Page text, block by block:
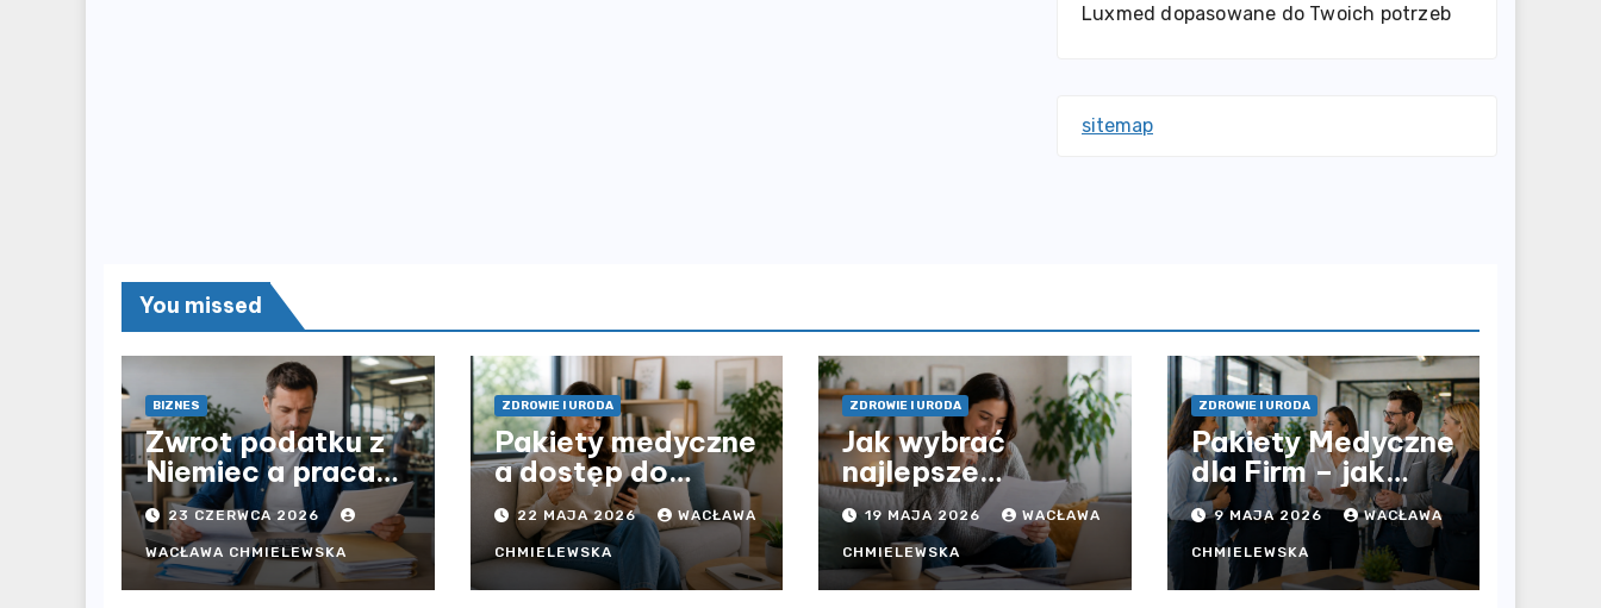
Luxmed dopasowane do Twoich potrzeb
sitemap
You missed
BIZNES
Zwrot podatku z
Niemiec a praca
przez agencję i
bezpośrednio u
pracodawcy – jak
rozliczyć oba
23 CZERWCA 2026
WACŁAWA CHMIELEWSKA
ZDROWIE I URODA
Pakiety medyczne
a dostęp do
opieki zdrowotnej
bez ograniczeń
czasowych – czy
prywatna opieka
22 MAJA 2026 WACŁAWA
CHMIELEWSKA
ZDROWIE I URODA
Jak wybrać
najlepsze
ubezpieczenie
komunikacyjne i
uniknąć
kosztownych
19 MAJA 2026 WACŁAWA
CHMIELEWSKA
ZDROWIE I URODA
Pakiety Medyczne
dla Firm – jak
prywatna opieka
zdrowotna
wpływa na jakość
współpracy w
9 MAJA 2026 WACŁAWA
CHMIELEWSKA